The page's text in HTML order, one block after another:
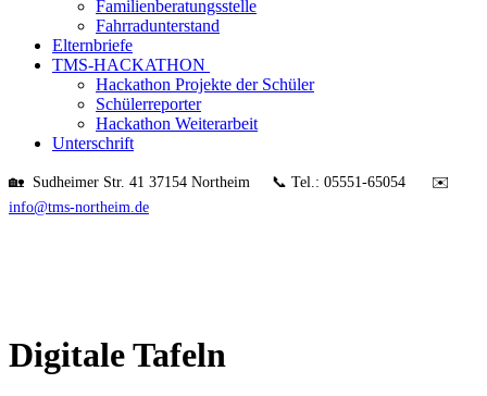
Familienberatungsstelle
Fahrradunterstand
Elternbriefe
TMS-HACKATHON
Hackathon Projekte der Schüler
Schülerreporter
Hackathon Weiterarbeit
Unterschrift
🏡 Sudheimer Str. 41 37154 Northeim 📞 Tel.: 05551-65054 ✉️
info@tms-northeim.de
Digitale Tafeln